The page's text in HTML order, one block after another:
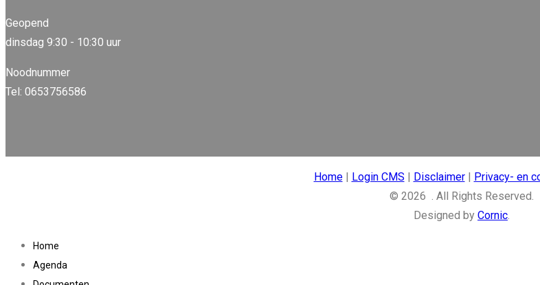
Geopend
dinsdag 9:30 - 10:30 uur
Noodnummer
Tel: 0653756586
Home| Login CMS | Disclaimer| Privacy- en
© 2026 . All Rights Reserved.
Designed by Cornic
Home
Agenda